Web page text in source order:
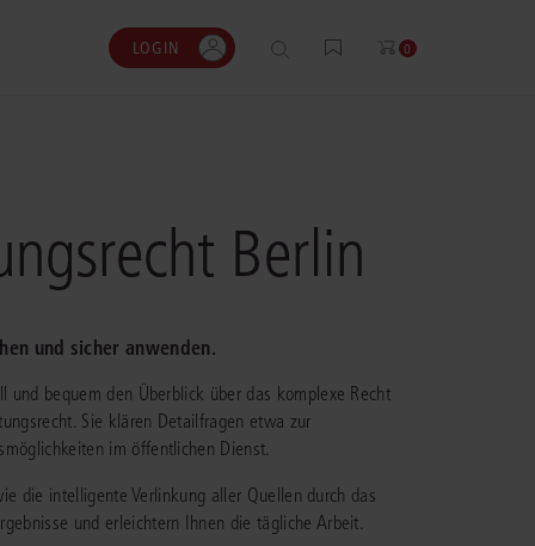
Lösungen
oder Leitsätze, recherchieren und prüfen.
mir das – einfach und
Rechtsanwalt und Partner, KT
dem bewährten juris
berechnen.
Prozesskostenrechner
LOGIN 0
Berlin
und sicher anwenden.
und bequem den Überblick über das komplexe Recht
Sie klären Detailfragen etwa zur
im öffentlichen Dienst.
die intelligente Verlinkung aller Quellen durch das
und erleichtern Ihnen die tägliche Arbeit.